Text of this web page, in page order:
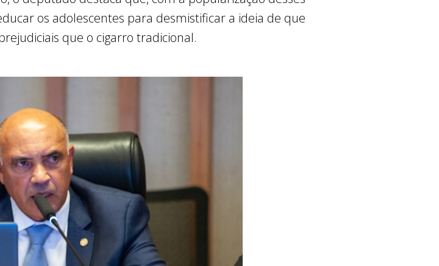
os adolescentes para desmistificar a ideia de que
que o cigarro tradicional.